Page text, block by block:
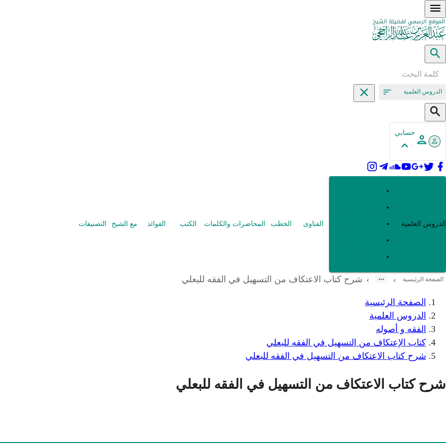
الدروس العلمية
حسابي
الدروس العلمية الفتاوى الخطب المحاضرات والكلمات الكتب الفوائد مع الشيخ التصنيفات
الصفحة الرئيسية ›
› شرح كتاب الاعتكاف من التسهيل في الفقه للبعلي
الصفحة الرئيسية
الدروس العلمية
الفقه و أصوله
كتاب الإعتكاف من التسهيل في الفقه للبعلي
شرح كتاب الاعتكاف من التسهيل في الفقه للبعلي
شرح كتاب الاعتكاف من التسهيل في الفقه للبعلي